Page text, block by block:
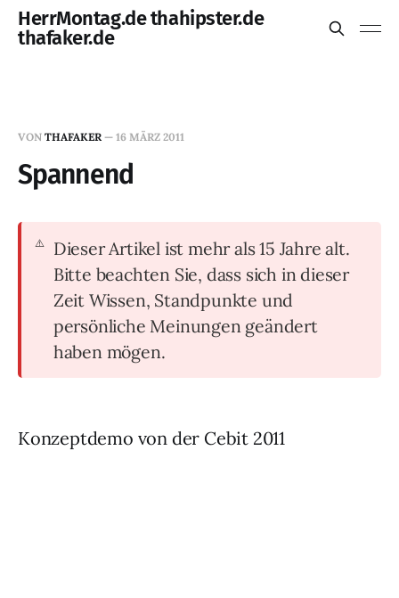
HerrMontag.de thahipster.de
thafaker.de
VON THAFAKER — 16 MÄRZ 2011
Spannend
Dieser Artikel ist mehr als 15 Jahre alt.
Bitte beachten Sie, dass sich in dieser
Zeit Wissen, Standpunkte und
persönliche Meinungen geändert
haben mögen.
Konzeptdemo von der Cebit 2011